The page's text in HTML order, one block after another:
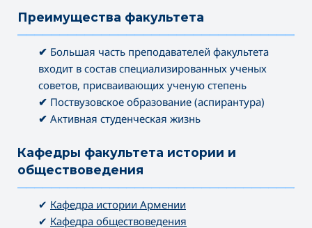
Преимущества факультета
✔ Большая часть преподавателей факультета
входит в состав специализированных ученых
советов, присваивающих ученую степень
✔ Поствузовское образование (аспирантура)
✔ Активная студенческая жизнь
Кафедры факультета истории и
обществоведения
✔ Кафедра истории Армении
✔ Кафедра обществоведения